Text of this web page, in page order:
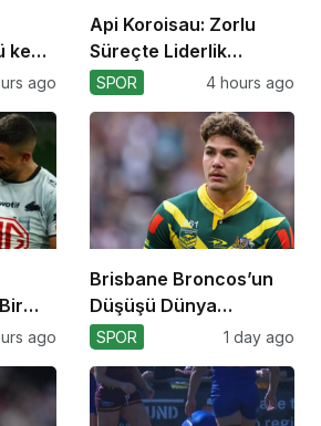
ago
Api Koroisau: Zorlu
Süreçte Liderlik
Mücadelesi
SPOR 4 hours ago
ago
Brisbane Broncos’un
Düşüşü Dünya
Kupası’nı Etkiler mi?
SPOR 1 day ago